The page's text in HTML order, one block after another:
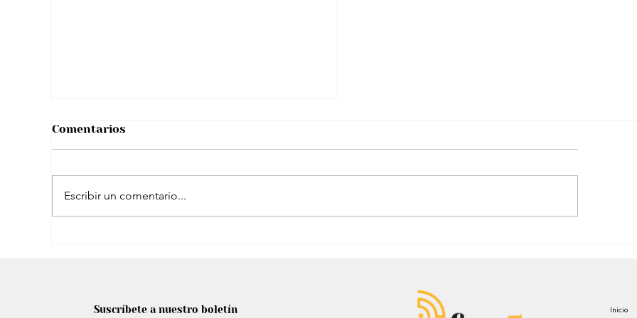
Comentarios
Escribir un comentario...
Suscríbete a nuestro boletín Inicio